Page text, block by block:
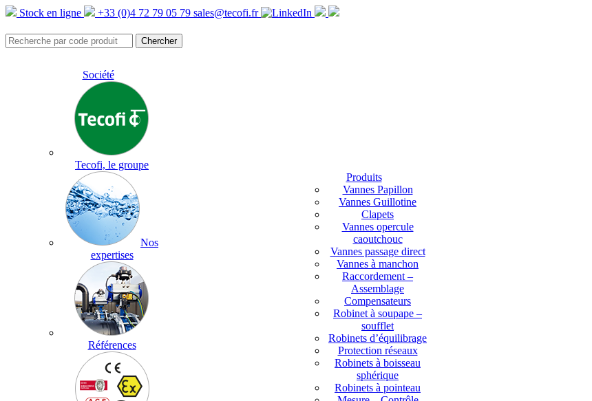
Stock en ligne +33 (0)4 72 79 05 79 sales@tecofi.fr
Société
Tecofi, le groupe
Nos
expertises
Références
Produits
Vannes Papillon
Vannes Guillotine
Clapets
Vannes opercule
caoutchouc
Vannes passage direct
Vannes à manchon
Raccordement –
Assemblage
Compensateurs
Robinet à soupape –
soufflet
Robinets d’équilibrage
Protection réseaux
Robinets à boisseau
sphérique
Robinets à pointeau